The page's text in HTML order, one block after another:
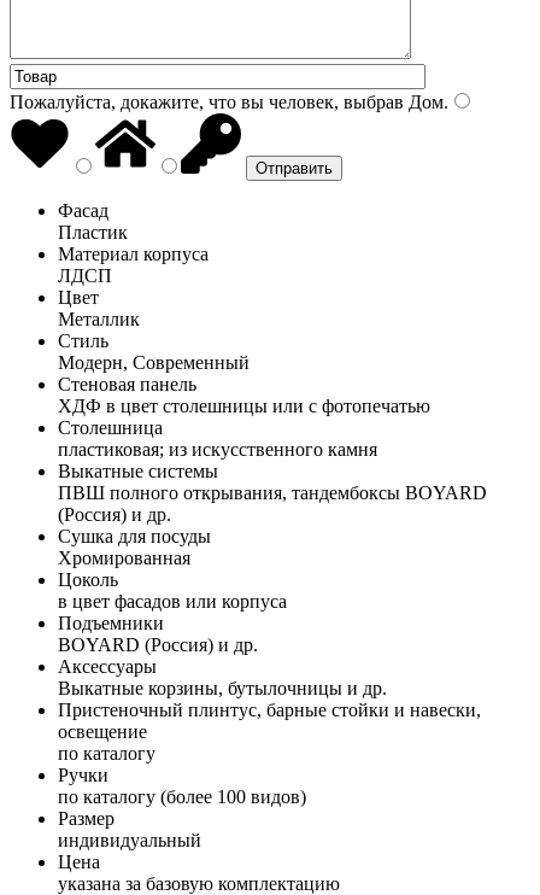
Пожалуйста, докажите, что вы человек, выбрав Дом.
Фасад
Пластик
Материал корпуса
ЛДСП
Цвет
Металлик
Стиль
Модерн, Современный
Стеновая панель
ХДФ в цвет столешницы или с фотопечатью
Столешница
пластиковая; из искусственного камня
Выкатные системы
ПВШ полного открывания, тандембоксы BOYARD
(Россия) и др.
Сушка для посуды
Хромированная
Цоколь
в цвет фасадов или корпуса
Подъемники
BOYARD (Россия) и др.
Аксессуары
Выкатные корзины, бутылочницы и др.
Пристеночный плинтус, барные стойки и навески,
освещение
по каталогу
Ручки
по каталогу (более 100 видов)
Размер
индивидуальный
Цена
указана за базовую комплектацию